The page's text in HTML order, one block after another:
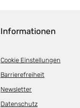
Informationen
Cookie Einstellungen
Barrierefreiheit
Newsletter
Datenschutz